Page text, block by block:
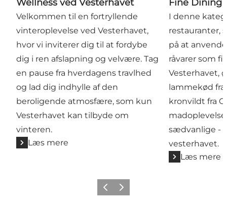
Wellness ved Vesterhavet
Velkommen til en fortryllende
vinteroplevelse ved Vesterhavet,
hvor vi inviterer dig til at fordybe
dig i ren afslapning og velvære. Tag
en pause fra hverdagens travlhed
og lad dig indhylle af den
beroligende atmosfære, som kun
Vesterhavet kan tilbyde om
vinteren.
Læs mere
Fine Dining
I denne
restauranter,
på at
råvarer som
Vesterhavet,
lammekød fra
kronvildt fra
sædvanlige -
vesterhavet.
Læs mere
ForrigeNæste